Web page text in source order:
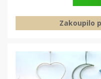
Zakoupilo